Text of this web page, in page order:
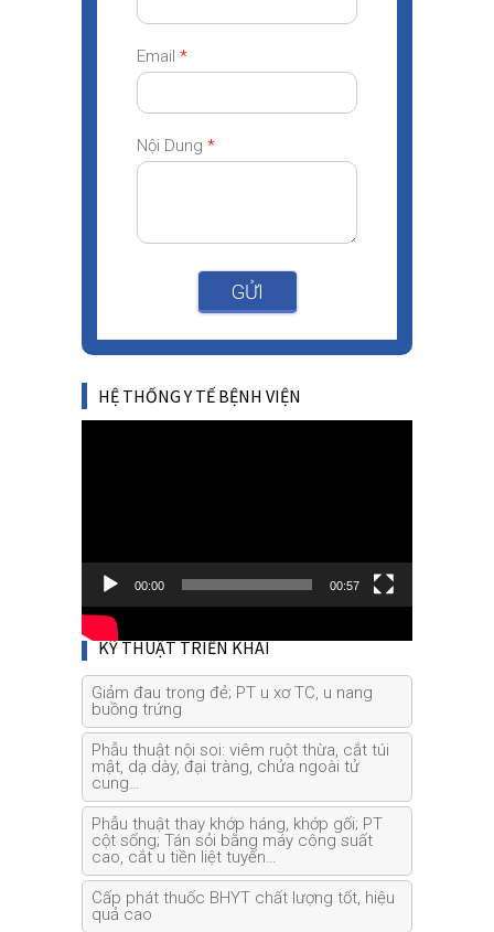
Email *
Nội Dung *
GỬI
HỆ THỐNG Y TẾ BỆNH VIỆN
00:00 00:57
KỸ THUẬT TRIỂN KHAI
Giảm đau trong đẻ; PT u xơ TC, u nang
buồng trứng
Phẫu thuật nội soi: viêm ruột thừa, cắt túi
mật, dạ dày, đại tràng, chửa ngoài tử
cung…
Phẫu thuật thay khớp háng, khớp gối; PT
cột sống; Tán sỏi bằng máy công suất
cao, cắt u tiền liệt tuyến…
Cấp phát thuốc BHYT chất lượng tốt, hiệu
quả cao